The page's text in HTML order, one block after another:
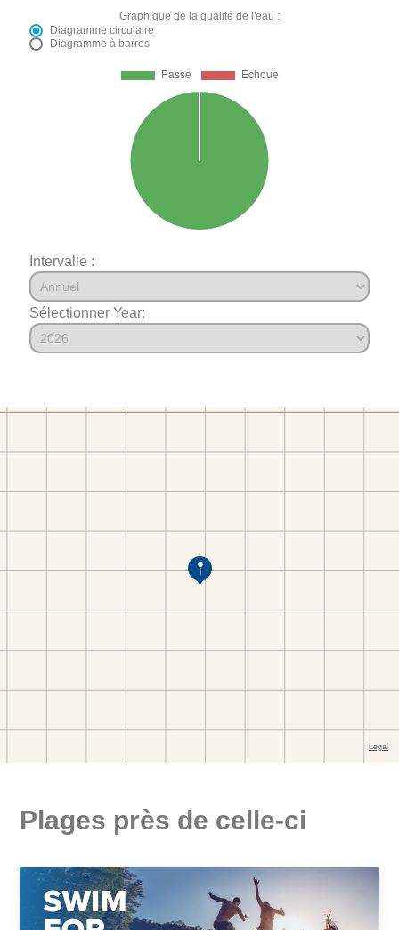
Graphique de la qualité de l'eau :
Diagramme circulaire
Diagramme à barres
Intervalle :
Sélectionner Year:
Plages près de celle-ci